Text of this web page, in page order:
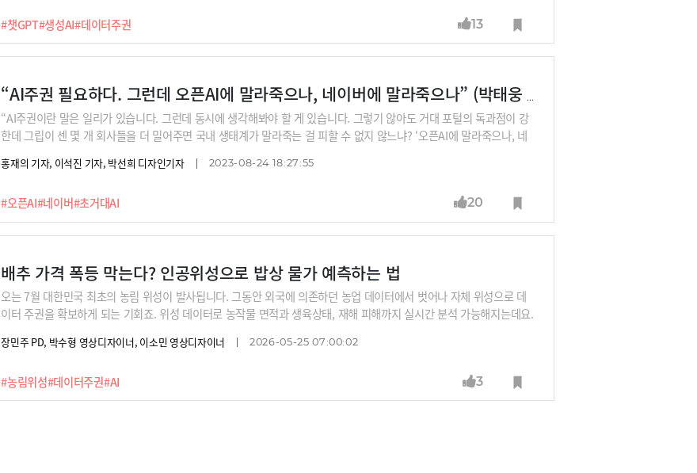
#챗GPT#생성AI#데이터주권
XL 연구소장, 구태언 법무법인 린 변호사, 오순영 KB금융 AI센터장, 남세동 보이저엑스 대표, 박성현 리벨리온 대표, 박
종선 인포보스 공동대표, 이세영 뤼튼 대표, 김종윤 스캐터랩 대표(이루다 개발사) (추가 예정)
13
“AI주권 필요하다. 그런데 오픈AI에 말라죽으나, 네이버에 말라죽으나” (박태웅 의장)
#오픈AI#네이버#초거대AI
“AI주권이란 말은 일리가 있습니다. 그런데 동시에 생각해봐야 할 게 있습니다. 그렇기 않아도 거대 포털의 독과점이 강
한데 그립이 센 몇 개 회사들을 더 밀어주면 국내 생태계가 말라죽는 걸 피할 수 없지 않느냐? ‘오픈AI에 말라죽으나, 네
데이터에 담긴 한국의 문화, 관습, 역사가 영어권의 거대한 데이터셋에 휩쓸려 실종되는 것을 막는다는 측면에서 AI주권
것이죠.
홍재의 기자, 이석진 기자, 박선희 디자인기자 2023-08-24 18:27:55
20
배추 가격 폭등 막는다? 인공위성으로 밥상 물가 예측하는 법
#농림위성#데이터주권#AI
오는 7월 대한민국 최초의 농림 위성이 발사됩니다. 그동안 외국에 의존하던 농업 데이터에서 벗어나 자체 위성으로 데
이터 주권을 확보하게 되는 기회죠. 위성 데이터로 농작물 면적과 생육상태, 재해 피해까지 실시간 분석 가능해지는데요.
다.
장민주 PD, 박수형 영상디자이너, 이소민 영상디자이너 2026-05-25 07:00:02
3